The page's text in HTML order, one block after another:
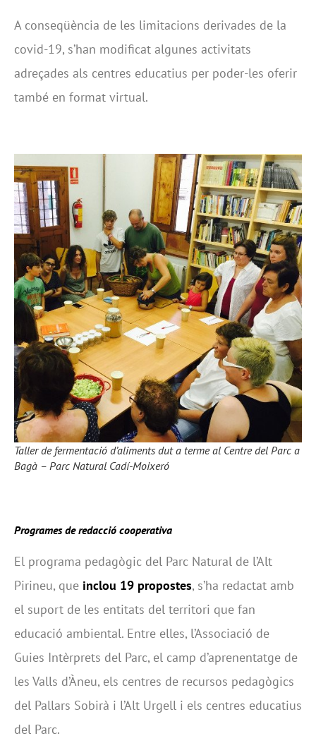
A conseqüència de les limitacions derivades de la
covid-19, s’han modificat algunes activitats
adreçades als centres educatius per poder-les oferir
també en format virtual.
Taller de fermentació d’aliments dut a terme al Centre del Parc a
Bagà – Parc Natural Cadí-Moixeró
Programes de redacció cooperativa
El programa pedagògic del Parc Natural de l’Alt
Pirineu, que inclou 19 propostes, s’ha redactat amb
el suport de les entitats del territori que fan
educació ambiental. Entre elles, l’Associació de
Guies Intèrprets del Parc, el camp d’aprenentatge de
les Valls d’Àneu, els centres de recursos pedagògics
del Pallars Sobirà i l’Alt Urgell i els centres educatius
del Parc.